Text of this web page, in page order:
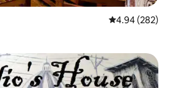
平均评分 4.94
4.94 (282)